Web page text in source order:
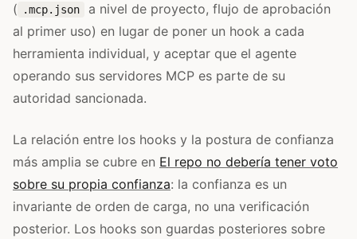
(
.mcp.json
a nivel de proyecto, flujo de aprobación
al primer uso) en lugar de poner un hook a cada
herramienta individual, y aceptar que el agente
operando sus servidores MCP es parte de su
autoridad sancionada.
La relación entre los hooks y la postura de confianza
más amplia se cubre en El repo no debería tener voto
sobre su propia confianza: la confianza es un
invariante de orden de carga, no una verificación
posterior. Los hooks son guardas posteriores sobre